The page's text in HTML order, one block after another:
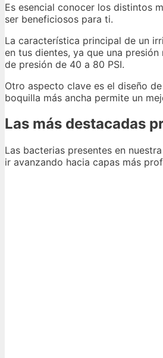
Es esencial conocer los distintos
ser beneficiosos para ti.
La característica principal de un
en tus dientes, ya que una
de presión de 40 a 80 PSI.
Otro aspecto clave es el diseño
boquilla más ancha permite un
Las más destacadas
Las bacterias presentes en
ir avanzando hacia capas más